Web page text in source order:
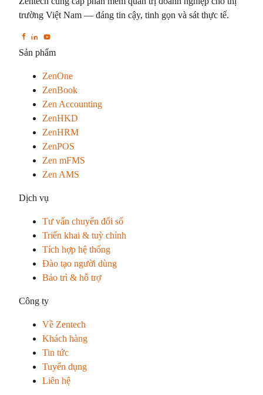
trường Việt Nam — đáng tin cậy, tinh gọn và sát thực tế.
Sản phẩm
ZenOne
ZenBook
Zen Accounting
ZenHKD
ZenHRM
ZenPOS
Zen mFMS
Zen AMS
Dịch vụ
Tư vấn chuyển đổi số
Triển khai & tuỳ chỉnh
Tích hợp hệ thống
Đào tạo người dùng
Bảo trì & hỗ trợ
Công ty
Về Zentech
Khách hàng
Tin tức
Tuyển dụng
Liên hệ